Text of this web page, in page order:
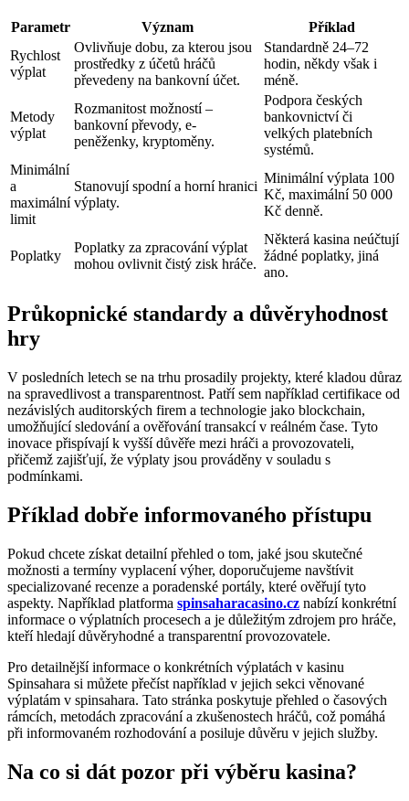
Parametr Význam
Příklad
Rychlost
výplat
Ovlivňuje dobu, za kterou jsou
prostředky z účetů hráčů
převedeny na bankovní účet.
Standardně 24–72
hodin, někdy však i
méně.
Metody
výplat
Rozmanitost možností –
bankovní převody, e-
peněženky, kryptoměny.
Podpora českých
bankovnictví či
velkých platebních
systémů.
Minimální
a
maximální
limit
Stanovují spodní a horní hranici
výplaty.
Minimální výplata 100
Kč, maximální 50 000
Kč denně.
Poplatky
Poplatky za zpracování výplat
mohou ovlivnit čistý zisk hráče.
Některá kasina neúčtují
žádné poplatky, jiná
ano.
Průkopnické standardy a důvěryhodnost
hry
V posledních letech se na trhu prosadily projekty, které kladou důraz
na spravedlivost a transparentnost. Patří sem například certifikace od
nezávislých auditorských firem a technologie jako blockchain,
umožňující sledování a ověřování transakcí v reálném čase. Tyto
inovace přispívají k vyšší důvěře mezi hráči a provozovateli,
přičemž zajišťují, že výplaty jsou prováděny v souladu s
podmínkami.
Příklad dobře informovaného přístupu
Pokud chcete získat detailní přehled o tom, jaké jsou skutečné
možnosti a termíny vyplacení výher, doporučujeme navštívit
specializované recenze a poradenské portály, které ověřují tyto
aspekty. Například platforma spinsaharacasino.cz nabízí konkrétní
informace o výplatních procesech a je důležitým zdrojem pro hráče,
kteří hledají důvěryhodné a transparentní provozovatele.
Pro detailnější informace o konkrétních výplatách v kasinu
Spinsahara si můžete přečíst například v jejich sekci věnované
výplatám v spinsahara. Tato stránka poskytuje přehled o časových
rámcích, metodách zpracování a zkušenostech hráčů, což pomáhá
při informovaném rozhodování a posiluje důvěru v jejich služby.
Na co si dát pozor při výběru kasina?